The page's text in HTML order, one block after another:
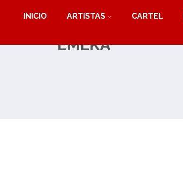
INICIO ARTISTAS CARTEL
EMEKA